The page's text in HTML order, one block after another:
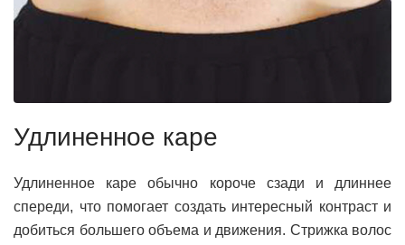
Удлиненное каре
Удлиненное каре обычно короче сзади и длиннее
спереди, что помогает создать интересный контраст и
добиться большего объема и движения. Стрижка волос